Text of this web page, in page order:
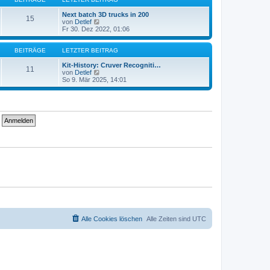
r
a
t
e
B
e
i
t
r
a
15
Next batch 3D trucks in 200
von Detlef
e
u
e
s
t
e
B
e
Fr 30. Dez 2022, 01:06
BEITRÄGE LETZTER BEITRAG
11
Kit-History: Cruver Recogniti…
von Detlef
e
u
So 9. Mär 2025, 14:01
Alle Zeiten sind UTC
Alle Cookies löschen